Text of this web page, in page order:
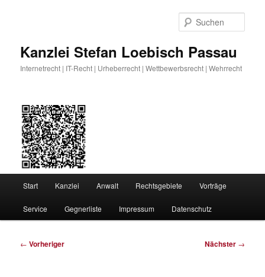
Kanzlei Stefan Loebisch Passau
Internetrecht | IT-Recht | Urheberrecht | Wettbewerbsrecht | Wehrrecht
Start Kanzlei Anwalt Rechtsgebiete Vorträge
Service Gegnerliste Impressum Datenschutz
Beitragsnavigation
← Vorheriger Nächster →